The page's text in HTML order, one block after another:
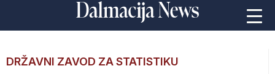
DRŽAVNI ZAVOD ZA STATISTIKU